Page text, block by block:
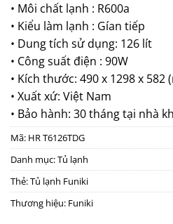
• Môi chất lạnh : R600a
• Kiểu làm lạnh : Gían tiếp
• Dung tích sử dụng: 126 lít
• Công suất điện : 90W
• Kích thước: 490 x 1298 x 582
• Xuất xứ: Việt Nam
• Bảo hành: 30 tháng tại nhà
Mã: HR T6126TDG
Danh mục:Tủ lạnh
Thẻ:Tủ lạnh Funiki
Thương hiệu: Funiki